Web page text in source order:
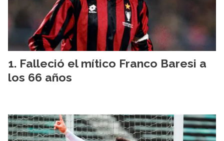
Falleció el mítico Franco Baresi a
los 66 años